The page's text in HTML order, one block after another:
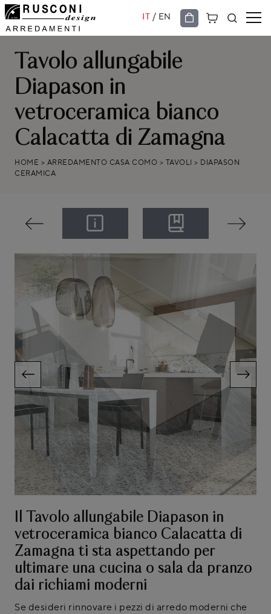
IT / EN
Tavolo allungabile
Diapason in
vetroceramica bianco
Calacatta di Zamagna
HOME > ARREDAMENTO CASA COMO > TAVOLI > DIAPASON
CERAMICA
Il Tavolo allungabile Diapason in
vetroceramica bianco Calacatta di
Zamagna ti sta aspettando per
ultimare una cucina o sala da pranzo
dai richiami moderni
Se desideri rinnovare i pezzi di arredo moderni che